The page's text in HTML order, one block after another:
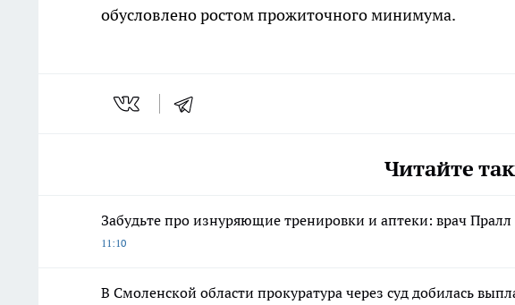
обусловлено ростом прожиточного минимума.
Читайте
Забудьте про изнуряющие тренировки и аптеки: врач
11:10
В Смоленской области прокуратура через суд добилась